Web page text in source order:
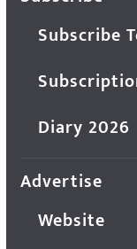
Subscribe
Diary 2026
Advertise
Website